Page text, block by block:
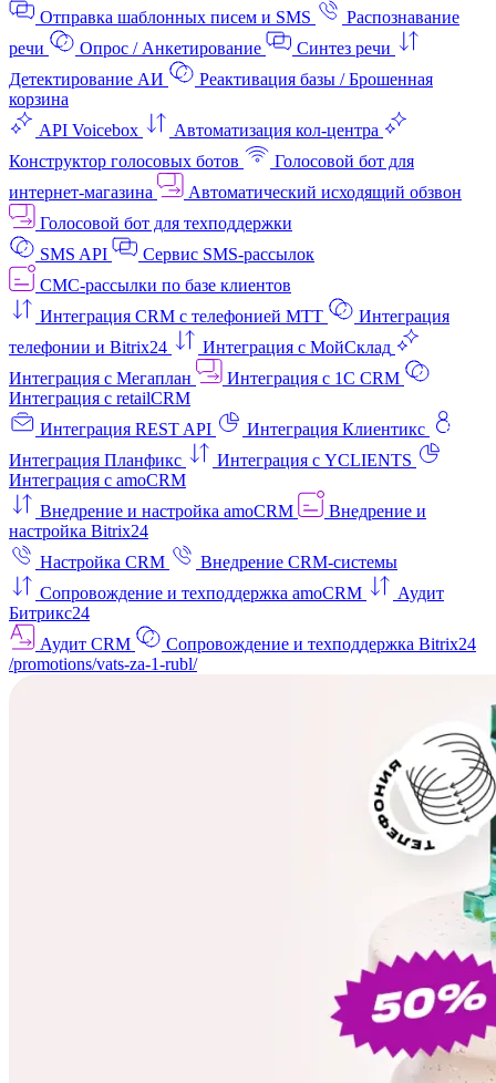
Отправка шаблонных писем и SMS
Распознавание
речи
Опрос / Анкетирование
Синтез речи
Детектирование АИ
Реактивация базы / Брошенная
корзина
API Voicebox
Автоматизация кол‑центра
Конструктор голосовых ботов
Голосовой бот для
интернет‑магазина
Автоматический исходящий обзвон
Голосовой бот для техподдержки
SMS API
Сервис SMS-рассылок
СМС-рассылки по базе клиентов
Интеграция CRM с телефонией МТТ
Интеграция
телефонии и Bitrix24
Интеграция с МойСклад
Интеграция с Мегаплан
Интеграция с 1C CRM
Интеграция с retailCRM
Интеграция REST API
Интеграция Клиентикс
Интеграция Планфикс
Интеграция с YCLIENTS
Интеграция с amoCRM
Внедрение и настройка amoCRM
Внедрение и
настройка Bitrix24
Настройка CRM
Внедрение CRM-системы
Сопровождение и техподдержка amoCRM
Аудит
Битрикс24
Аудит CRM
Сопровождение и техподдержка Bitrix24
/promotions/vats-za-1-rubl/